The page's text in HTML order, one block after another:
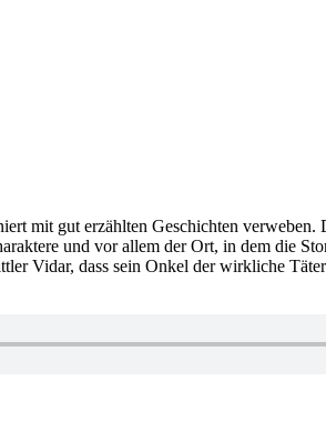
mit gut erzählten Geschichten verweben.
und vor allem der Ort, in dem die
Vidar, dass sein Onkel der wirkliche